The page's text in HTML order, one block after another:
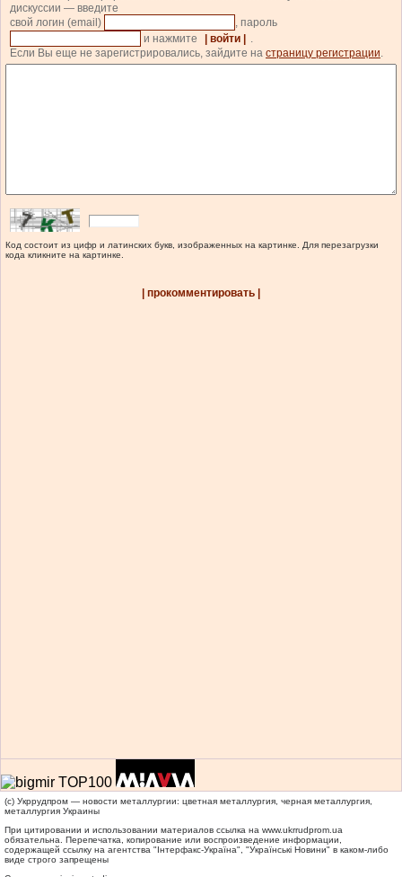
дискуссии — введите
свой логин (email)
, пароль
и нажмите
| войти |
.
Если Вы еще не зарегистрировались, зайдите на страницу регистрации.
Код состоит из цифр и латинских букв, изображенных на картинке. Для перезагрузки
кода кликните на картинке.
| прокомментировать |
(c) Укррудпром — новости металлургии: цветная металлургия, черная металлургия,
металлургия Украины
При цитировании и использовании материалов ссылка на www.ukrrudprom.ua
обязательна. Перепечатка, копирование или воспроизведение информации,
содержащей ссылку на агентства "Iнтерфакс-Україна", "Українськi Новини" в каком-либо
виде строго запрещены